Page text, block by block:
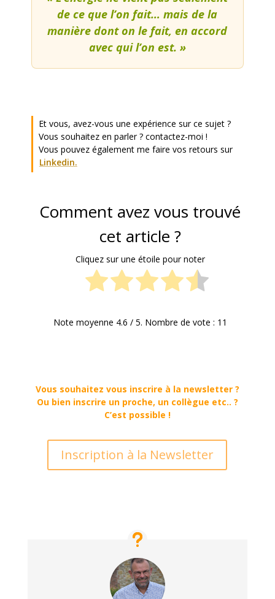
de ce que l’on fait… mais de la
manière dont on le fait, en accord
avec qui l’on est. »
Et vous, avez-vous une expérience sur ce sujet ?
Vous souhaitez en parler ? contactez-moi !
Vous pouvez également me faire vos retours sur
Linkedin.
Comment avez vous trouvé
cet article ?
Cliquez sur une étoile pour noter
Note moyenne 4.6 / 5. Nombre de vote : 11
Vous souhaitez vous inscrire à la newsletter ?
Ou bien inscrire un proche, un collègue etc.. ?
C’est possible !
Inscription à la Newsletter